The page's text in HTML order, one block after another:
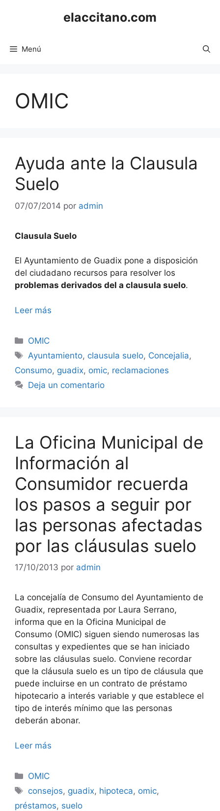
elaccitano.com
Menú
OMIC
Ayuda ante la Clausula
Suelo
07/07/2014 por admin
Clausula Suelo
El Ayuntamiento de Guadix pone a disposición
del ciudadano recursos para resolver los
problemas derivados del a clausula suelo.
Leer más
Categorías
OMIC
Etiquetas
Ayuntamiento, clausula suelo, Concejalia,
Consumo, guadix, omic, reclamaciones
Deja un comentario
La Oficina Municipal de
Información al
Consumidor recuerda
los pasos a seguir por
las personas afectadas
por las cláusulas suelo
17/10/2013 por admin
La concejalía de Consumo del Ayuntamiento de
Guadix, representada por Laura Serrano,
informa que en la Oficina Municipal de
Consumo (OMIC) siguen siendo numerosas las
consultas y expedientes que se han iniciado
sobre las cláusulas suelo. Conviene recordar
que la cláusula suelo es un tipo de cláusula que
puede incluirse en un contrato de préstamo
hipotecario a interés variable y que establece el
tipo de interés mínimo que las personas
deberán abonar.
Leer más
Categorías
OMIC
Etiquetas
consejos, guadix, hipoteca, omic,
préstamos, suelo